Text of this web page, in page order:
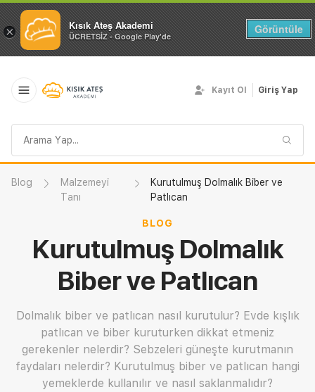
× Kısık Ateş Akademi
ÜCRETSİZ - Google Play'de
Görüntüle
sorgusu
Kayıt Ol Giriş Yap
Blog
Malzemeyi
Tanı
Kurutulmuş Dolmalık Biber ve
Patlıcan
BLOG
Kurutulmuş Dolmalık
Biber ve Patlıcan
Dolmalık biber ve patlıcan nasıl kurutulur? Evde kışlık
patlıcan ve biber kuruturken dikkat etmeniz
gerekenler nelerdir? Sebzeleri güneşte kurutmanın
faydaları nelerdir? Kurutulmuş biber ve patlıcan hangi
yemeklerde kullanılır ve nasıl saklanmalıdır?